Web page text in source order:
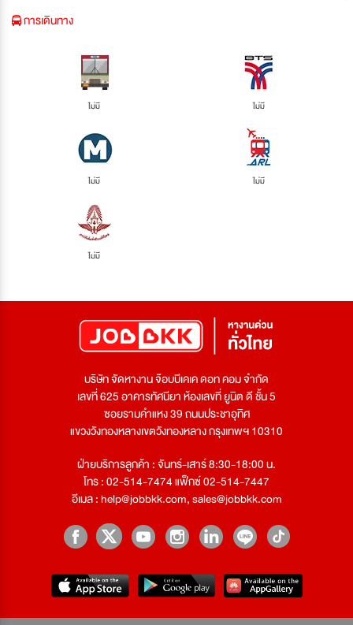
การเดินทาง
ไม่มี ไม่มี
ไม่มี ไม่มี
ไม่มี
บริษัท จัดหางาน จ๊อบบีเคเค ดอท คอม จำกัด
เลขที่ 625 อาคารทัศนียา ห้องเลขที่ ยูนิต ดี ชั้น 5
ซอยรามคำแหง 39 ถนนประชาอุทิศ
แขวงวังทองหลางเขตวังทองหลาง กรุงเทพฯ 10310
ฝ่ายบริการลูกค้า : จันทร์-เสาร์ 8:30-18:00 น.
โทร : 02-514-7474 แฟ็กซ์ 02-514-7447
อีเมล :help@jobbkk.com,sales@jobbkk.com